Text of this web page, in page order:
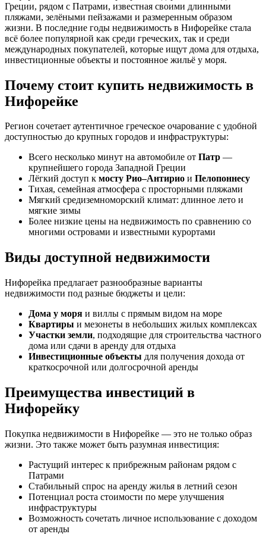
Греции, рядом с Патрами, известная своими длинными
пляжами, зелёными пейзажами и размеренным образом
жизни. В последние годы недвижимость в Нифорейке стала
всё более популярной как среди греческих, так и среди
международных покупателей, которые ищут дома для отдыха,
инвестиционные объекты и постоянное жильё у моря.
Почему стоит купить недвижимость в
Нифорейке
Регион сочетает аутентичное греческое очарование с удобной
доступностью до крупных городов и инфраструктуры:
Всего несколько минут на автомобиле от Патр —
крупнейшего города Западной Греции
Лёгкий доступ к мосту Рио–Антирио и Пелопоннесу
Тихая, семейная атмосфера с просторными пляжами
Мягкий средиземноморский климат: длинное лето и
мягкие зимы
Более низкие цены на недвижимость по сравнению со
многими островами и известными курортами
Виды доступной недвижимости
Нифорейка предлагает разнообразные варианты
недвижимости под разные бюджеты и цели:
Дома у моря и виллы с прямым видом на море
Квартиры и мезонеты в небольших жилых комплексах
Участки земли, подходящие для строительства частного
дома или сдачи в аренду для отдыха
Инвестиционные объекты для получения дохода от
краткосрочной или долгосрочной аренды
Преимущества инвестиций в
Нифорейку
Покупка недвижимости в Нифорейке — это не только образ
жизни. Это также может быть разумная инвестиция:
Растущий интерес к прибрежным районам рядом с
Патрами
Стабильный спрос на аренду жилья в летний сезон
Потенциал роста стоимости по мере улучшения
инфраструктуры
Возможность сочетать личное использование с доходом
от аренды